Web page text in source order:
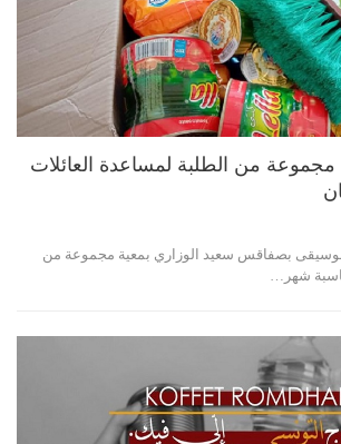
من الطلبة لمساعدة العائلات
بصفاقس سعيد الوزاري بمعية مجموعة من
شهر…